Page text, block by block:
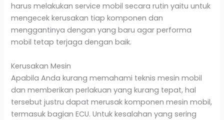
harus melakukan service mobil secara rutin yaitu untuk
mengecek kerusakan tiap komponen dan
menggantinya dengan yang baru agar performa
mobil tetap terjaga dengan baik.
Kerusakan Mesin
Apabila Anda kurang memahami teknis mesin mobil
dan memberikan perlakuan yang kurang tepat, hal
tersebut justru dapat merusak komponen mesin mobil,
termasuk bagian ECU. Untuk kesalahan yang sering